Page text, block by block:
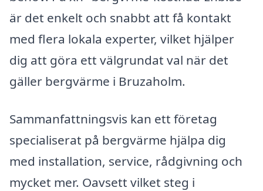
är det enkelt och snabbt att få kontakt
med flera lokala experter, vilket hjälper
dig att göra ett välgrundat val när det
gäller bergvärme i Bruzaholm.
Sammanfattningsvis kan ett företag
specialiserat på bergvärme hjälpa dig
med installation, service, rådgivning och
mycket mer. Oavsett vilket steg i